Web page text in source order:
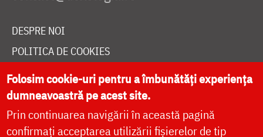
DESPRE NOI
POLITICA DE COOKIES
DONEAZĂ ONLINE PENTRU CATEDRALA NAȚIONALĂ
LIVE
Folosim cookie-uri pentru a îmbunătăți experiența
dumneavoastră pe acest site.
Prin continuarea navigării în această pagină
confirmați acceptarea utilizării fișierelor de tip